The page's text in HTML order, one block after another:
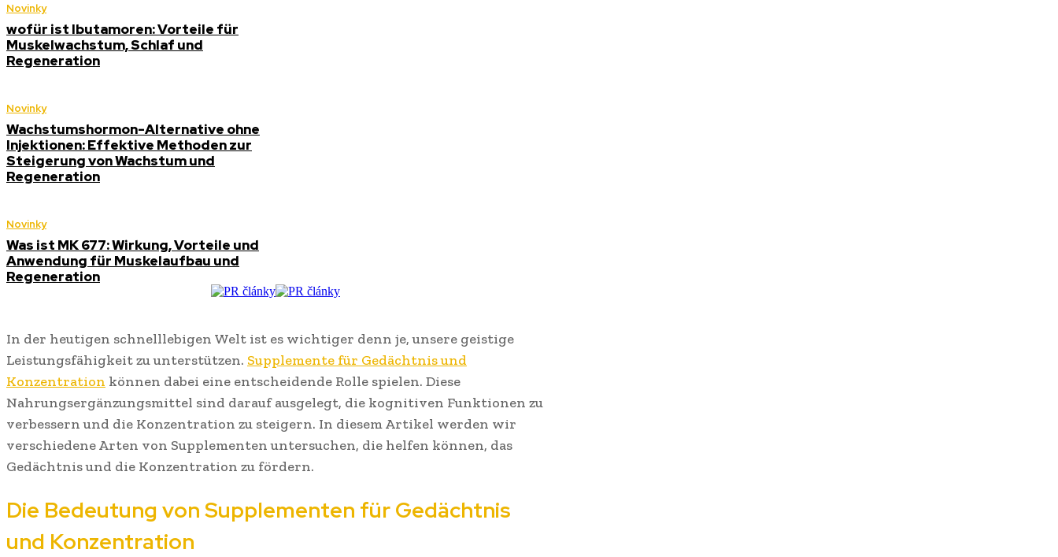
Novinky
wofür ist Ibutamoren: Vorteile für
Muskelwachstum, Schlaf und
Regeneration
Novinky
Wachstumshormon-Alternative ohne
Injektionen: Effektive Methoden zur
Steigerung von Wachstum und
Regeneration
Novinky
Was ist MK 677: Wirkung, Vorteile und
Anwendung für Muskelaufbau und
Regeneration
In der heutigen schnelllebigen Welt ist es wichtiger denn je, unsere geistige
Leistungsfähigkeit zu unterstützen. Supplemente für Gedächtnis und
Konzentration können dabei eine entscheidende Rolle spielen. Diese
Nahrungsergänzungsmittel sind darauf ausgelegt, die kognitiven Funktionen zu
verbessern und die Konzentration zu steigern. In diesem Artikel werden wir
verschiedene Arten von Supplementen untersuchen, die helfen können, das
Gedächtnis und die Konzentration zu fördern.
Die Bedeutung von Supplementen für Gedächtnis
und Konzentration